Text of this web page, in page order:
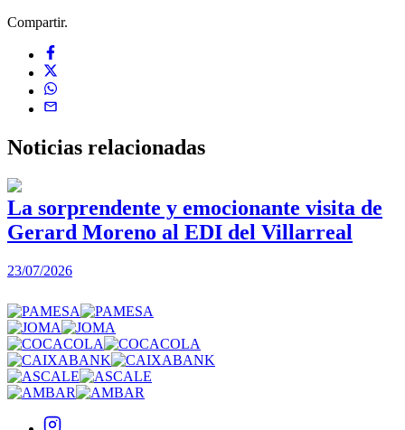
Compartir.
Noticias relacionadas
La sorprendente y emocionante visita de
Gerard Moreno al EDI del Villarreal
23/07/2026